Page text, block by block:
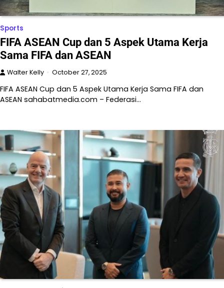
Sports
FIFA ASEAN Cup dan 5 Aspek Utama Kerja
Sama FIFA dan ASEAN
Walter Kelly October 27, 2025
FIFA ASEAN Cup dan 5 Aspek Utama Kerja Sama FIFA dan
ASEAN sahabatmedia.com – Federasi…